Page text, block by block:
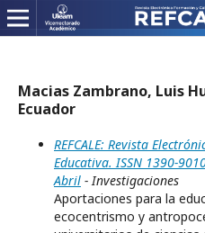
Macias Zambrano, Luis
Ecuador
REFCALE: Revista
Educativa. ISSN 1390-
Abril - Investigaciones
Aportaciones para la
ecocentrismo y